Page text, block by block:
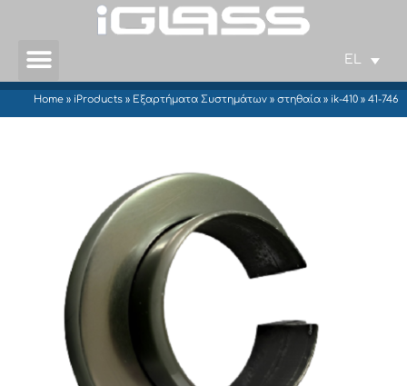
EL
Home » iProducts » Εξαρτήματα Συστημάτων » στηθαία » ik-410 » 41-746